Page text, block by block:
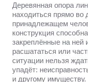
Деревянная опора
находиться прямо во
принадлежащем
конструкция
закреплённые на ней
расшататься или
ситуации нельзя
упадёт:
и другому имуществу.